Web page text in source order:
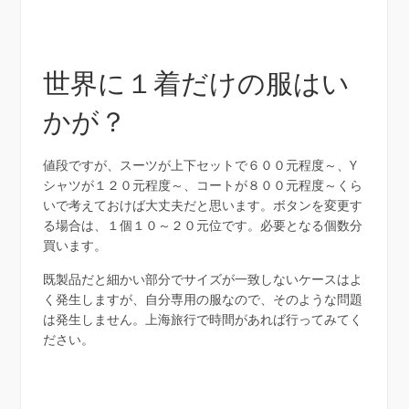
世界に１着だけの服はい
かが？
値段ですが、スーツが上下セットで６００元程度～、Y
シャツが１２０元程度～、コートが８００元程度～くら
いで考えておけば大丈夫だと思います。ボタンを変更す
る場合は、１個１０～２０元位です。必要となる個数分
買います。
既製品だと細かい部分でサイズが一致しないケースはよ
く発生しますが、自分専用の服なので、そのような問題
は発生しません。上海旅行で時間があれば行ってみてく
ださい。